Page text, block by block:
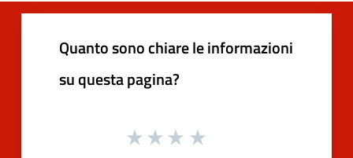
Quanto sono chiare le informazioni
su questa pagina?